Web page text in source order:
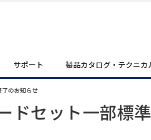
サポート 製品カタログ・テクニカ
了のお知らせ
ドセット一部標